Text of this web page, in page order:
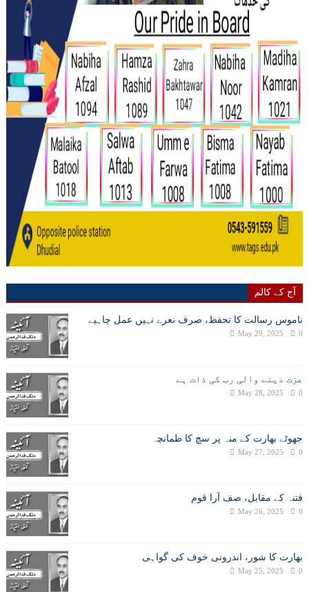
آج کے کالم
ناموس رسالت کا تحفظ، صرف نعرے نہیں عمل چاہیے
May 29, 2025 0
عزت دینے والی رب کی ذات ہے
May 28, 2025 0
جھوٹے بھارت کے منہ پر سچ کا طمانچہ
May 27, 2025 0
فتنہ کے مقابل، صف آرا قوم
May 26, 2025 0
بھارت کا شور، اندرونی خوف کی گواہی
May 25, 2025 0